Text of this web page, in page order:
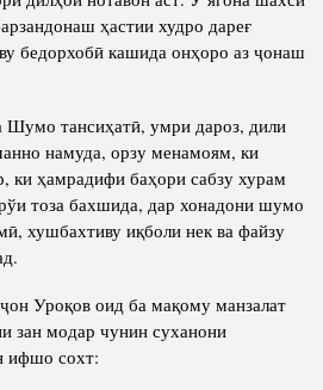
ҳастии худро дареғ
бедорхобӣ кашида онҳоро аз ҷонаш
Шумо тансиҳатӣ, умри дароз, дили
намуда, орзу менамоям, ки
ҳамрадифи баҳори сабзу хурам
тоза бахшида, дар хонадони шумо
хушбахтиву иқболи нек ва файзу
Уроқов оид ба мақому манзалат
зан модар чунин суханони
ифшо сохт: